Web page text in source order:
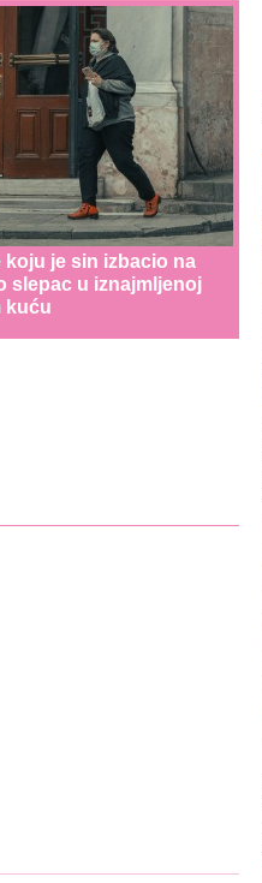
koju je sin izbacio na
slepac u iznajmljenoj
kuću